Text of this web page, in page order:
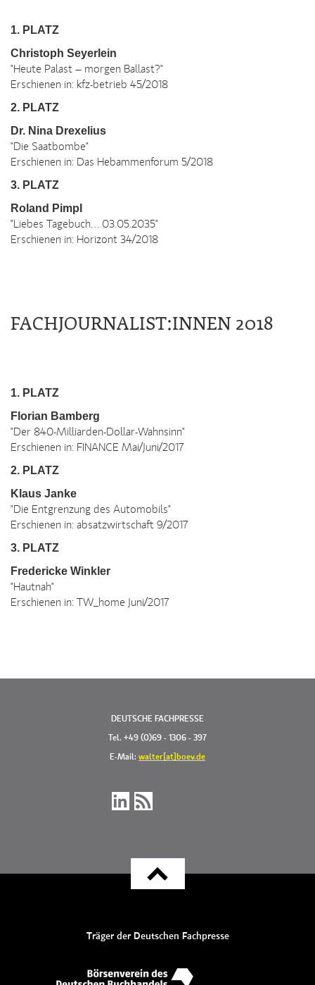
1. PLATZ
Christoph Seyerlein
"Heute Palast – morgen Ballast?"
Erschienen in: kfz-betrieb 45/2018
2. PLATZ
Dr. Nina Drexelius
"Die Saatbombe"
Erschienen in: Das Hebammenforum 5/2018
3. PLATZ
Roland Pimpl
"Liebes Tagebuch… 03.05.2035"
Erschienen in: Horizont 34/2018
FACHJOURNALIST:INNEN 2018
1. PLATZ
Florian Bamberg
"Der 840-Milliarden-Dollar-Wahnsinn"
Erschienen in: FINANCE Mai/Juni/2017
2. PLATZ
Klaus Janke
"Die Entgrenzung des Automobils"
Erschienen in: absatzwirtschaft 9/2017
3. PLATZ
Fredericke Winkler
"Hautnah"
Erschienen in: TW_home Juni/2017
DEUTSCHE FACHPRESSE
Tel. +49 (0)69 - 1306 - 397
E-Mail: walter[at]boev.de
Träger der Deutschen Fachpresse